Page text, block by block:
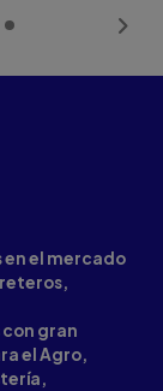
en el mercado
gran
el Agro,